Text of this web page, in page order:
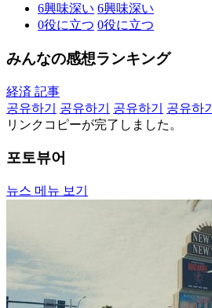
6興味深い 6興味深い
0役に立つ 0役に立つ
みんなの感想ランキング
経済 記事
공유하기
공유하기 공유하기 공유하기
リンクコピーが完了しました。
포토뷰어
뉴스 메뉴 보기